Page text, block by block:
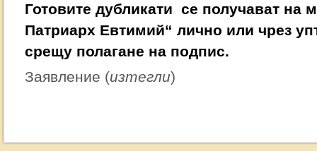
Готовите дубликати се получават на
Патриарх Евтимий“ лично или чрез
срещу полагане на подпис.
Заявление (изтегли)